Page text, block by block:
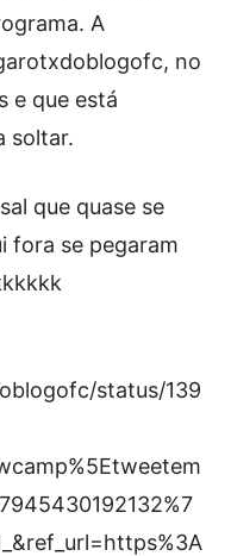
A
no
e que está
soltar.
que quase se
fora se pegaram
status/139